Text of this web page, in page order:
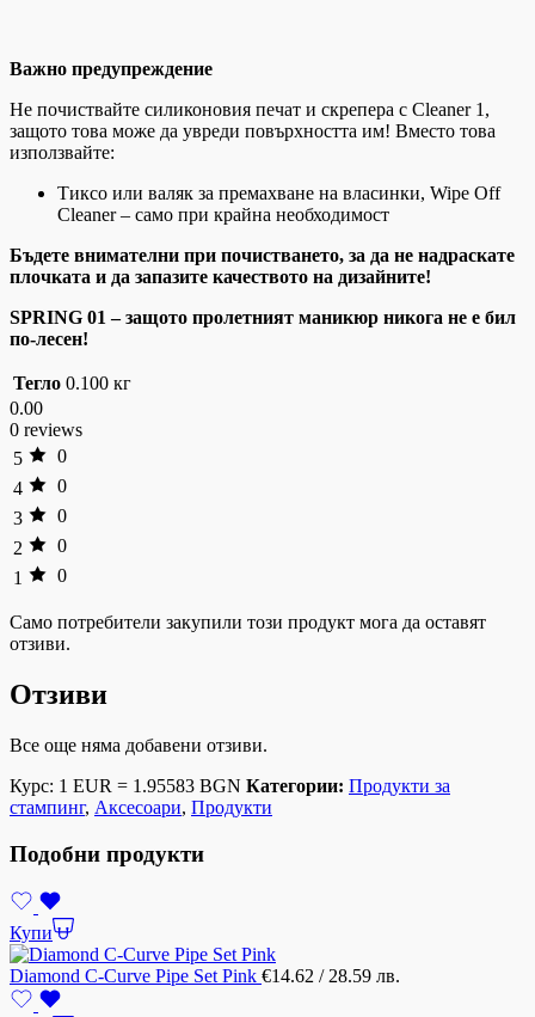
Важно предупреждение
Не почиствайте силиконовия печат и скрепера с Cleaner 1,
защото това може да увреди повърхността им! Вместо това
използвайте:
Тиксо или валяк за премахване на власинки, Wipe Off
Cleaner – само при крайна необходимост
Бъдете внимателни при почистването, за да не надраскате
плочката и да запазите качеството на дизайните!
SPRING 01 – защото пролетният маникюр никога не е бил
по-лесен!
Тегло 0.100 кг
0.00
0 reviews
5
0
4
0
3
0
2
0
1
0
Само потребители закупили този продукт мога да оставят
отзиви.
Отзиви
Все още няма добавени отзиви.
Курс: 1 EUR = 1.95583 BGN Категории: Продукти за
стампинг, Аксесоари, Продукти
Подобни продукти
Купи
Diamond C-Curve Pipe Set Pink €14.62 / 28.59 лв.